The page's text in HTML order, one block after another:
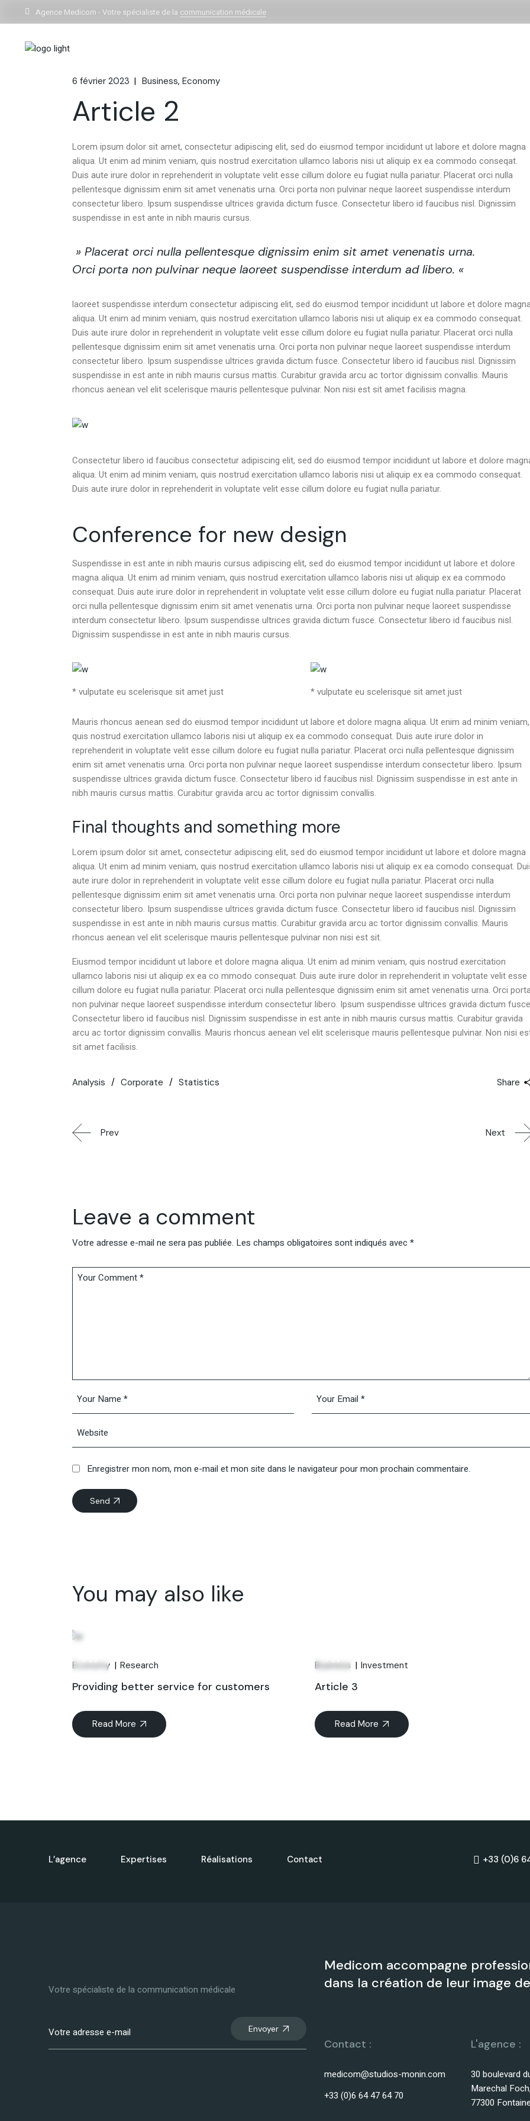
Agence Medicom - Votre spécialiste de la communication médicale
Advisory Home
Formations
Business Strategy
Landing
Nos tarifs
Actualités
Newsletter
Single Types
6 février 2023 Business Economy
Article 2
Lorem ipsum dolor sit amet, consectetur adipiscing elit, sed do eiusmod tempor incididunt ut labore et dolore magna
aliqua. Ut enim ad minim veniam, quis nostrud exercitation ullamco laboris nisi ut aliquip ex ea commodo conseqat.
Duis aute irure dolor in reprehenderit in voluptate velit esse cillum dolore eu fugiat nulla pariatur. Placerat orci nulla
pellentesque dignissim enim sit amet venenatis urna. Orci porta non pulvinar neque laoreet suspendisse interdum
consectetur libero. Ipsum suspendisse ultrices gravida dictum fusce. Consectetur libero id faucibus nisl. Dignissim
suspendisse in est ante in nibh mauris cursus.
» Placerat orci nulla pellentesque dignissim enim sit amet venenatis urna.
Orci porta non pulvinar neque laoreet suspendisse interdum ad libero. «
laoreet suspendisse interdum consectetur adipiscing elit, sed do eiusmod tempor incididunt ut labore et dolore
aliqua. Ut enim ad minim veniam, quis nostrud exercitation ullamco laboris nisi ut aliquip ex ea commodo consequat.
Duis aute irure dolor in reprehenderit in voluptate velit esse cillum dolore eu fugiat nulla pariatur. Placerat orci nulla
pellentesque dignissim enim sit amet venenatis urna. Orci porta non pulvinar neque laoreet suspendisse interdum
consectetur libero. Ipsum suspendisse ultrices gravida dictum fusce. Consectetur libero id faucibus nisl. Dignissim
suspendisse in est ante in nibh mauris cursus mattis. Curabitur gravida arcu ac tortor dignissim convallis. Mauris
rhoncus aenean vel elit scelerisque mauris pellentesque pulvinar. Non nisi est sit amet facilisis magna.
Consectetur libero id faucibus consectetur adipiscing elit, sed do eiusmod tempor incididunt ut labore et dolore
aliqua. Ut enim ad minim veniam, quis nostrud exercitation ullamco laboris nisi ut aliquip ex ea commodo consequat.
Duis aute irure dolor in reprehenderit in voluptate velit esse cillum dolore eu fugiat nulla pariatur.
Conference for new design
Suspendisse in est ante in nibh mauris cursus adipiscing elit, sed do eiusmod tempor incididunt ut labore et dolore
magna aliqua. Ut enim ad minim veniam, quis nostrud exercitation ullamco laboris nisi ut aliquip ex ea commodo
consequat. Duis aute irure dolor in reprehenderit in voluptate velit esse cillum dolore eu fugiat nulla pariatur. Placerat
orci nulla pellentesque dignissim enim sit amet venenatis urna. Orci porta non pulvinar neque laoreet suspendisse
interdum consectetur libero. Ipsum suspendisse ultrices gravida dictum fusce. Consectetur libero id faucibus nisl.
Dignissim suspendisse in est ante in nibh mauris cursus.
* vulputate eu scelerisque sit amet just * vulputate eu scelerisque sit amet just
Mauris rhoncus aenean sed do eiusmod tempor incididunt ut labore et dolore magna aliqua. Ut enim ad minim veniam,
quis nostrud exercitation ullamco laboris nisi ut aliquip ex ea commodo consequat. Duis aute irure dolor in
reprehenderit in voluptate velit esse cillum dolore eu fugiat nulla pariatur. Placerat orci nulla pellentesque dignissim
enim sit amet venenatis urna. Orci porta non pulvinar neque laoreet suspendisse interdum consectetur libero. Ipsum
suspendisse ultrices gravida dictum fusce. Consectetur libero id faucibus nisl. Dignissim suspendisse in est ante in
nibh mauris cursus mattis. Curabitur gravida arcu ac tortor dignissim convallis.
Final thoughts and something more
Lorem ipsum dolor sit amet, consectetur adipiscing elit, sed do eiusmod tempor incididunt ut labore et dolore magna
aliqua. Ut enim ad minim veniam, quis nostrud exercitation ullamco laboris nisi ut aliquip ex ea comodo consequat.
aute irure dolor in reprehenderit in voluptate velit esse cillum dolore eu fugiat nulla pariatur. Placerat orci nulla
pellentesque dignissim enim sit amet venenatis urna. Orci porta non pulvinar neque laoreet suspendisse interdum
consectetur libero. Ipsum suspendisse ultrices gravida dictum fusce. Consectetur libero id faucibus nisl. Dignissim
suspendisse in est ante in nibh mauris cursus mattis. Curabitur gravida arcu ac tortor dignissim convallis. Mauris
rhoncus aenean vel elit scelerisque mauris pellentesque pulvinar non nisi est sit.
Eiusmod tempor incididunt ut labore et dolore magna aliqua. Ut enim ad minim veniam, quis nostrud exercitation
ullamco laboris nisi ut aliquip ex ea co mmodo consequat. Duis aute irure dolor in reprehenderit in voluptate velit esse
cillum dolore eu fugiat nulla pariatur. Placerat orci nulla pellentesque dignissim enim sit amet venenatis urna. Orci
non pulvinar neque laoreet suspendisse interdum consectetur libero. Ipsum suspendisse ultrices gravida dictum
Consectetur libero id faucibus nisl. Dignissim suspendisse in est ante in nibh mauris cursus mattis. Curabitur gravida
arcu ac tortor dignissim convallis. Mauris rhoncus aenean vel elit scelerisque mauris pellentesque pulvinar. Non nisi
sit amet facilisis.
Analysis Corporate Statistics Share
Prev Next
Leave a comment
Votre adresse e-mail ne sera pas publiée. Les champs obligatoires sont indiqués avec*
Enregistrer mon nom, mon e-mail et mon site dans le navigateur pour mon prochain commentaire.
Send
You may also like
Fév
Economy Research
Providing better service for customers
Read More
Fév
Business Investment
Article 3
Read More
L’agence Expertises Réalisations Contact +33 (0)6
Votre spécialiste de la communication médicale
Medicom accompagne
dans la création de leur image
Envoyer
Contact :
medicom@studios-monin.com
+33 (0)6 64 47 64 70
L'agence :
30 boulevard
Marechal Foch,
77300